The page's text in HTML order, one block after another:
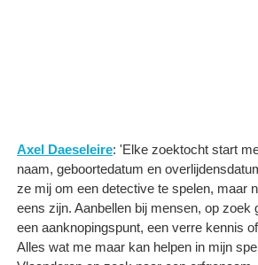
Axel Daeseleire: 'Elke zoektocht start
naam, geboortedatum en
ze mij om een detective te spelen, maar
eens zijn. Aanbellen bij mensen, op zoek
een aanknopingspunt, een verre kennis
Alles wat me maar kan helpen in mijn